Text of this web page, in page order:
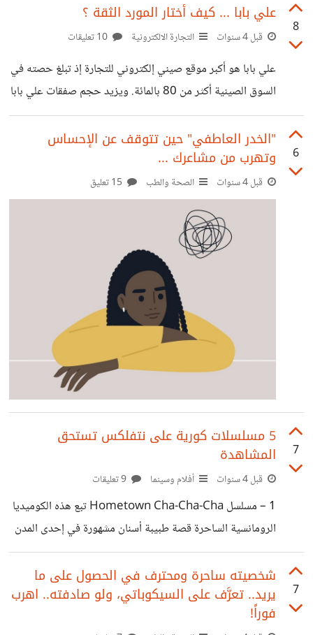
8
علي بابا ... كيف أختار المورد الثقة ؟
قبل 4 سنوات التجارة الالكترونية
علي بابا هو أكبر موقع صيني إلكتروني للتجارة إذ تبلغ حصته في
السوق الصينية أكثر من 80 بالمائة. ويزيد حجم صفقات علي بابا
على مثيلتها لدى أشهر المواقع مثل امازون. علي بابا لديه الكثير
من الميزات ولكن لبيع الجملة فقط لو أردت عدد قليل من
خاصية الشحن الجوي أو البحري سواء عن طريق المورد نفسه أو
شركة شحن خاصة توفير الضمان التجاري لضمان عدم وصول
منتجات ذات جودة منخفضة
6
"الخدر العاطفي" حين تتوقف عن الإحساس
وتهرب من مشاعرك ...
قبل 4 سنوات الصحة والطب
7
5 مسلسلات كورية على نتفلكس تستحق
المشاهدة
قبل 4 سنوات أفلام وسينما
1 – مسلسل Hometown Cha-Cha-Cha تبع هذه الكوميديا ​​
الرومانسية الساحرة قصة طبيبة أسنان مشهورة في إحدى المدن
الكوريّة، وهي (شين مين أ) التي تُطرد من عيادتها، فتقرر البدء
من جديد من خلال الانتقال إلى بلدة ساحليّة صغيرة. وأثناء
تأقلمها مع حياتها الجديدة الأقل سحراً، تلتقي بشاب وسيم هو
(كيم سون هو)، فتدور بينهما الكثير من المواقف المضحكة
7
شخصيته ساحرة ومحترف في الحصول على ما
يريد.. تعرَّف على السيكوباتي، ولو صادفته.. اهرب
فوراً!